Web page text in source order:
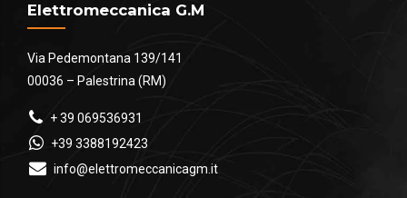
Elettromeccanica G.M
Via Pedemontana 139/141
00036 – Palestrina (RM)
+ 39 069536931
+39 3388192423
info@elettromeccanicagm.it